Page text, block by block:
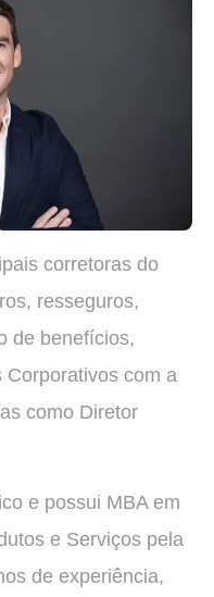
corretoras do
resseguros,
de benefícios,
Corporativos com a
como Diretor
e possui MBA em
e Serviços pela
de experiência,